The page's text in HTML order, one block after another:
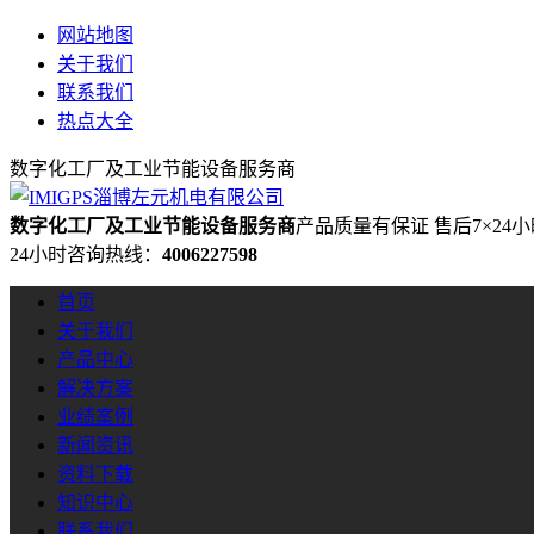
网站地图
关于我们
联系我们
热点大全
数字化工厂及工业节能设备服务商
数字化工厂及工业节能设备服务商产品质量有保证 售后7×24
24小时咨询热线： 4006227598
首页
关于我们
产品中心
解决方案
业绩案例
新闻资讯
资料下载
知识中心